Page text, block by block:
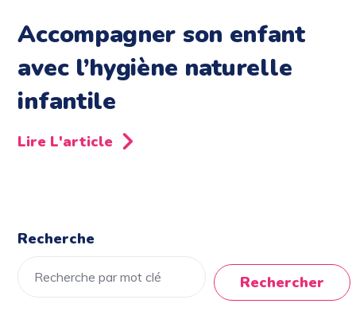
Accompagner son enfant
avec l’hygiène naturelle
infantile
Lire L'article
Recherche
Rechercher